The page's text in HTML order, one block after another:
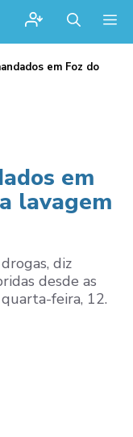
em Foz do
em
lavagem
diz
desde as
feira, 12.